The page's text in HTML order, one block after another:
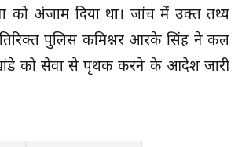
को अंजाम दिया था। जांच में उक्त तथ्य
पुलिस कमिश्नर आरके सिंह ने कल
को सेवा से पृथक करने के आदेश जारी